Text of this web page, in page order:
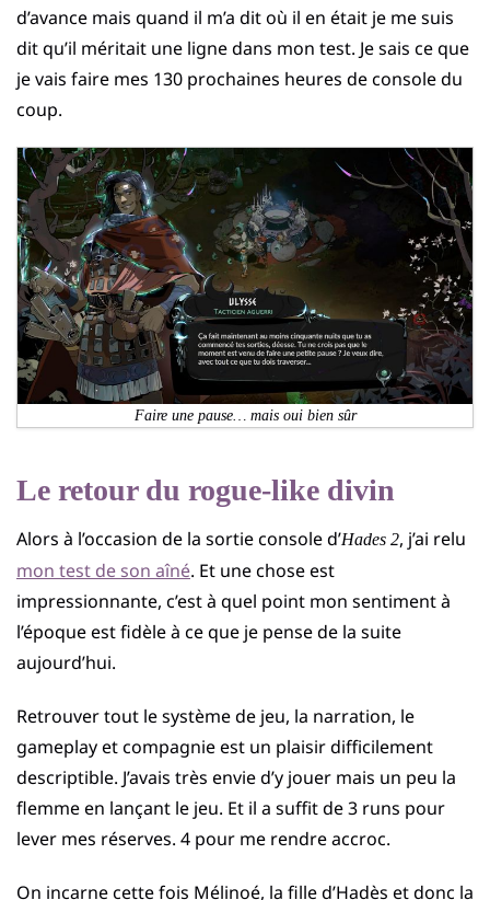
d’avance mais quand il m’a dit où il en était je me suis
dit qu’il méritait une ligne dans mon test. Je sais ce que
je vais faire mes 130 prochaines heures de console du
coup.
Faire une pause… mais oui bien sûr
Le retour du rogue-like divin
Alors à l’occasion de la sortie console d’Hades 2, j’ai relu
mon test de son aîné. Et une chose est
impressionnante, c’est à quel point mon sentiment à
l’époque est fidèle à ce que je pense de la suite
aujourd’hui.
Retrouver tout le système de jeu, la narration, le
gameplay et compagnie est un plaisir difficilement
descriptible. J’avais très envie d’y jouer mais un peu la
flemme en lançant le jeu. Et il a suffit de 3 runs pour
lever mes réserves. 4 pour me rendre accroc.
On incarne cette fois Mélinoé, la fille d’Hadès et donc la